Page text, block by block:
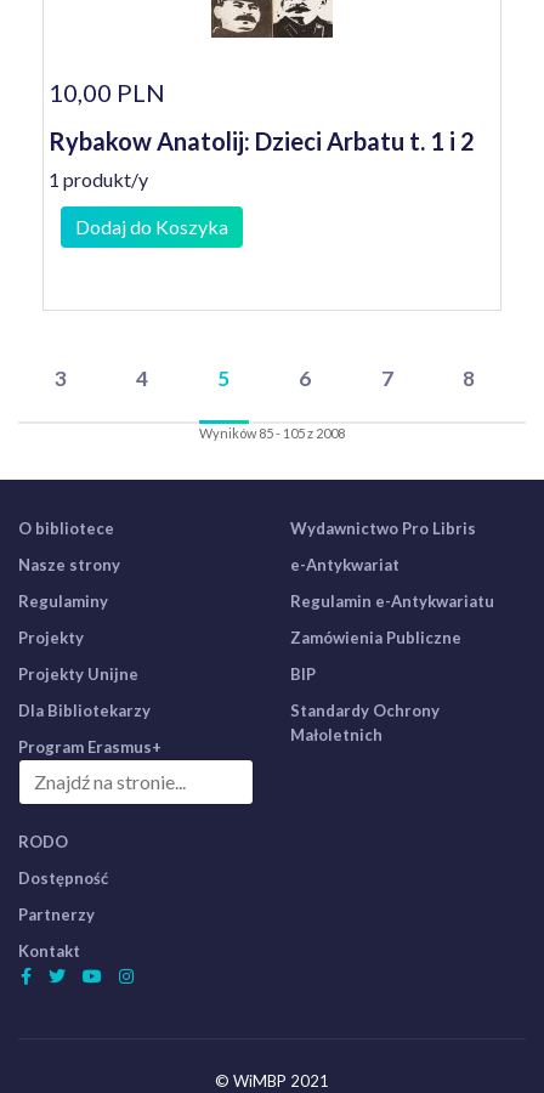
10,00 PLN
Rybakow Anatolij: Dzieci Arbatu t. 1 i 2
1 produkt/y
Dodaj do Koszyka
3 4 5 6 7 8
Wyników 85 - 105 z 2008
O bibliotece
Nasze strony
Regulaminy
Projekty
Projekty Unijne
Dla Bibliotekarzy
Program Erasmus+
Wydawnictwo Pro Libris
e-Antykwariat
Regulamin e-Antykwariatu
Zamówienia Publiczne
BIP
Standardy Ochrony
Małoletnich
RODO
Dostępność
Partnerzy
Kontakt
© WiMBP 2021